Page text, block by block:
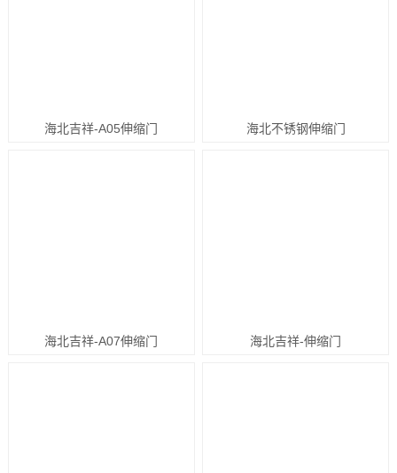
海北吉祥-A05伸缩门 海北不锈钢伸缩门
海北吉祥-A07伸缩门 海北吉祥-伸缩门